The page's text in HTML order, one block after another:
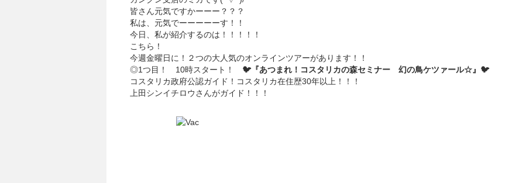
皆さん元気ですかーーー？？？
私は、元気でーーーーーす！！
今日、私が紹介するのは！！！！！
こちら！
今週金曜日に！２つの大人気のオンラインツアーがあります！！
◎1つ目！ 10時スタート！ 🐦『あつまれ！コスタリカの森セミナー 幻の鳥ケツァール☆』🐦
コスタリカ政府公認ガイド！コスタリカ在住歴30年以上！！！
上田シンイチロウさんがガイド！！！